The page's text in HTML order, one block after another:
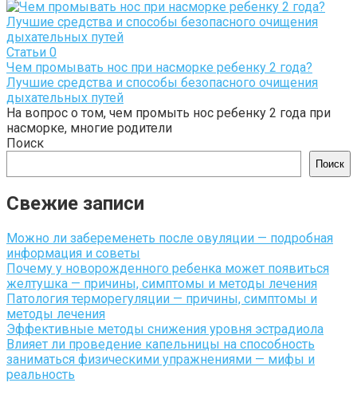
Статьи 0
Чем промывать нос при насморке ребенку 2 года?
Лучшие средства и способы безопасного очищения
дыхательных путей
На вопрос о том, чем промыть нос ребенку 2 года при
насморке, многие родители
Поиск
Поиск
Свежие записи
Можно ли забеременеть после овуляции — подробная
информация и советы
Почему у новорожденного ребенка может появиться
желтушка — причины, симптомы и методы лечения
Патология терморегуляции — причины, симптомы и
методы лечения
Эффективные методы снижения уровня эстрадиола
Влияет ли проведение капельницы на способность
заниматься физическими упражнениями — мифы и
реальность